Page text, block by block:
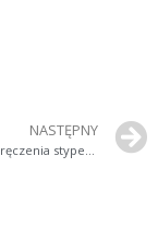
NASTĘPNY